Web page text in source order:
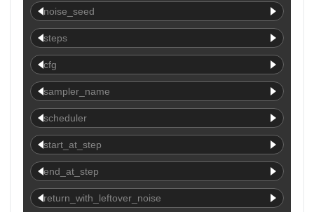
noise_seed
steps
cfg
sampler_name
scheduler
start_at_step
end_at_step
return_with_leftover_noise